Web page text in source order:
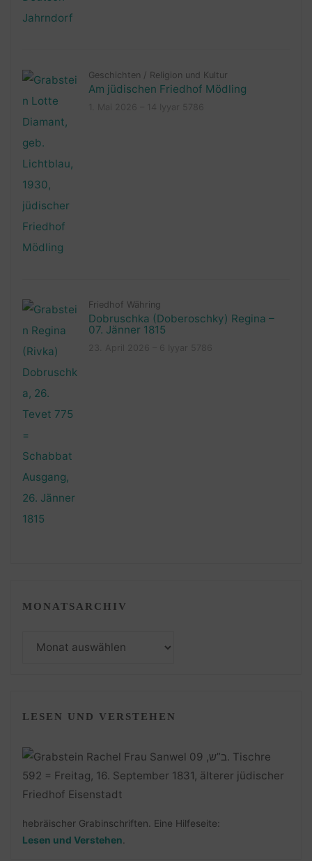
Geschichten / Religion und Kultur
Am jüdischen Friedhof Mödling
Friedhof Währing
Dobruschka (Doberoschky) Regina –
07. Jänner 1815
MONATSARCHIV
LESEN UND VERSTEHEN
hebräischer Grabinschriften. Eine Hilfeseite:
Lesen und Verstehen